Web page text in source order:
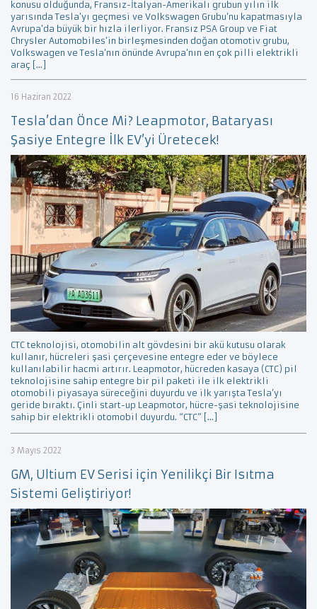
konusu olduğunda, Fransız-İtalyan-Amerikalı grubun yılın ilk
yarısında Tesla’yı geçmesi ve Volkswagen Grubu’nu kapatmasıyla
Avrupa’da büyük bir hızla ilerliyor. Fransız PSA Group ve Fiat
Chrysler Automobiles’in birleşmesinden doğan otomotiv grubu,
Volkswagen ve Tesla’nın önünde Avrupa’nın en çok pilli elektrikli
araç […]
16 Haziran 2022
Tesla’dan Önce Mi? Leapmotor, Bataryası
Şasiye Entegre İlk EV’yi Üretecek!
CTC teknolojisi, otomobilin alt gövdesini bir akü kutusu olarak
kullanır, hücreleri şasi çerçevesine entegre eder ve böylece
kullanılabilir hacmi artırır. Leapmotor, hücreden kasaya (CTC) pil
teknolojisine sahip entegre bir pil paketi ile ilk elektrikli
otomobili piyasaya süreceğini duyurdu ve ilk yarışta Tesla’yı
geride bıraktı. Çinli start-up Leapmotor, hücre-şasi teknolojisine
sahip bir elektrikli otomobil duyurdu. “CTC” […]
3 Mayıs 2022
GM, Ultium EV Serisi için Yenilikçi Bir Isıtma
Sistemi Geliştiriyor!